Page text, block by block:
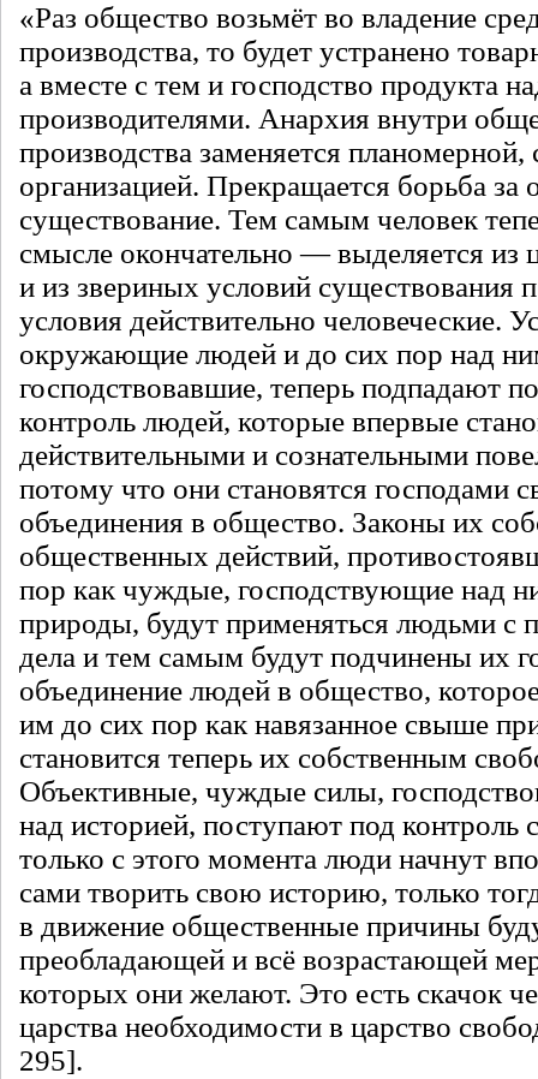
«Раз общество возьмёт во владение
производства, то будет устранено
а вместе с тем и господство продукта
производителями. Анархия внутри
производства заменяется планомерной,
организацией. Прекращается борьба за
существование. Тем самым человек
смысле окончательно — выделяется из
и из звериных условий существования
условия действительно человеческие.
окружающие людей и до сих пор над
господствовавшие, теперь подпадают
контроль людей, которые впервые
действительными и сознательными
потому что они становятся господами
объединения в общество. Законы их
общественных действий,
пор как чуждые, господствующие над
природы, будут применяться людьми с
дела и тем самым будут подчинены их
объединение людей в общество,
им до сих пор как навязанное свыше
становится теперь их собственным
Объективные, чуждые силы,
над историей, поступают под
только с этого момента люди начнут
сами творить свою историю, только
в движение общественные причины
преобладающей и всё возрастающей
которых они желают. Это есть скачок
царства необходимости в царство
295].